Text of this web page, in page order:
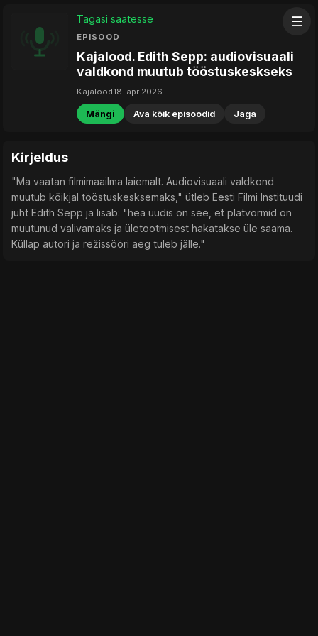
☰
Tagasi saatesse
EPISOOD
Kajalood. Edith Sepp: audiovisuaali
valdkond muutub tööstuskeskseks
Kajalood18. apr 2026
Mängi Ava kõik episoodid Jaga
Kirjeldus
"Ma vaatan filmimaailma laiemalt. Audiovisuaali valdkond
muutub kõikjal tööstuskesksemaks," ütleb Eesti Filmi Instituudi
juht Edith Sepp ja lisab: "hea uudis on see, et platvormid on
muutunud valivamaks ja ületootmisest hakatakse üle saama.
Küllap autori ja režissööri aeg tuleb jälle."